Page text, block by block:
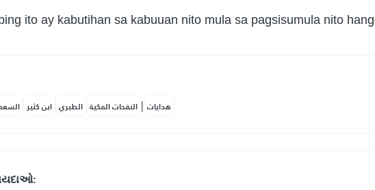
ito ay kabutihan sa kabuuan nito mula sa pagsisumula nito
ابن كثير الطبري النفحات المكية | هدايات